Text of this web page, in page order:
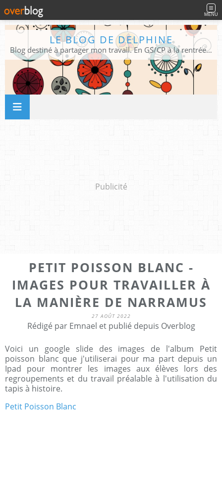
MENU
LE BLOG DE DELPHINE
Blog destiné à partager mon travail. En GS/CP à la rentrée 2026/2027 !
Publicité
PETIT POISSON BLANC -
IMAGES POUR TRAVAILLER À
LA MANIÈRE DE NARRAMUS
27 AOÛT 2022
Rédigé par Emnael et publié depuis Overblog
Voici un google slide des images de l'album Petit
poisson blanc que j'utiliserai pour ma part depuis un
Ipad pour montrer les images aux élèves lors des
regroupements et du travail préalable à l'utilisation du
tapis à histoire.
Petit Poisson Blanc